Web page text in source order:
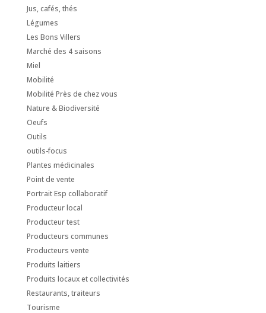
Jus, cafés, thés
Légumes
Les Bons Villers
Marché des 4 saisons
Miel
Mobilité
Mobilité Près de chez vous
Nature & Biodiversité
Oeufs
Outils
outils-focus
Plantes médicinales
Point de vente
Portrait Esp collaboratif
Producteur local
Producteur test
Producteurs communes
Producteurs vente
Produits laitiers
Produits locaux et collectivités
Restaurants, traiteurs
Tourisme